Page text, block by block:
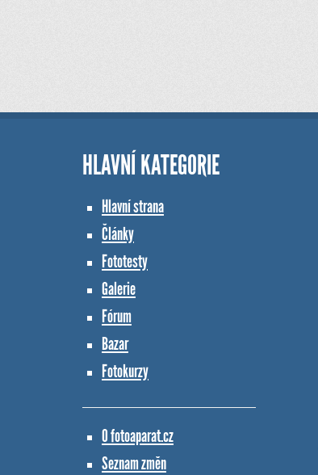
HLAVNÍ KATEGORIE
Hlavní strana
Články
Fototesty
Galerie
Fórum
Bazar
Fotokurzy
O fotoaparat.cz
Seznam změn